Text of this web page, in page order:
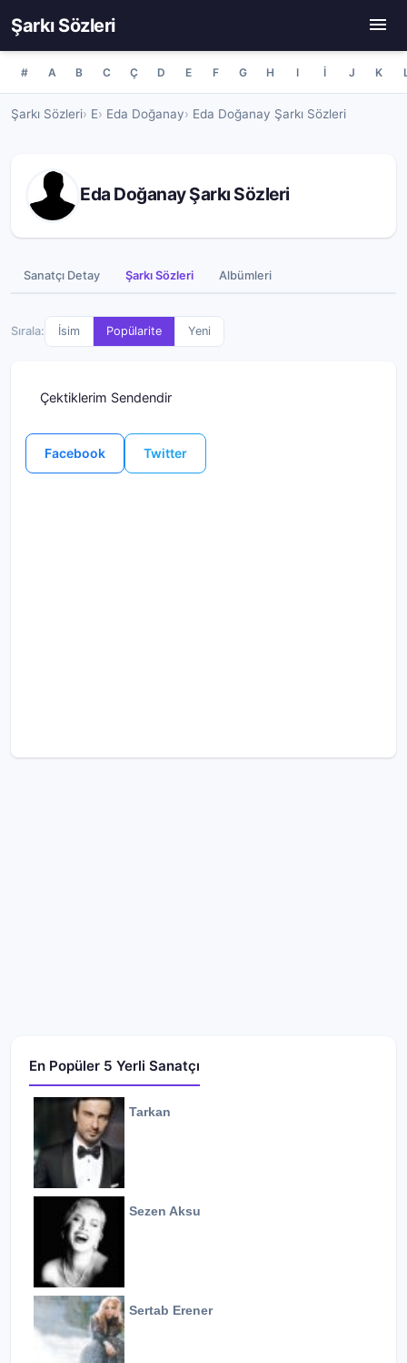
Şarkı Sözleri
# A B C Ç D E F G H I İ J K
Şarkı Sözleri E Eda Doğanay Eda Doğanay Şarkı Sözleri
Eda Doğanay Şarkı Sözleri
Sanatçı Detay Şarkı Sözleri Albümleri
Sırala: İsim Popülarite Yeni
Çektiklerim Sendendir
Facebook Twitter
En Popüler 5 Yerli Sanatçı
Tarkan
Sezen Aksu
Sertab Erener